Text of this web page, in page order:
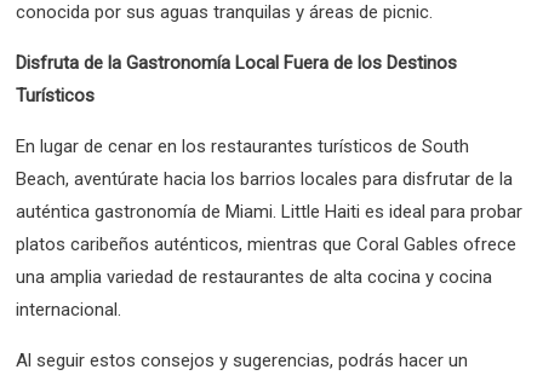
conocida por sus aguas tranquilas y áreas de picnic.
Disfruta de la Gastronomía Local Fuera de los Destinos
Turísticos
En lugar de cenar en los restaurantes turísticos de South
Beach, aventúrate hacia los barrios locales para disfrutar de la
auténtica gastronomía de Miami. Little Haiti es ideal para probar
platos caribeños auténticos, mientras que Coral Gables ofrece
una amplia variedad de restaurantes de alta cocina y cocina
internacional.
Al seguir estos consejos y sugerencias, podrás hacer un